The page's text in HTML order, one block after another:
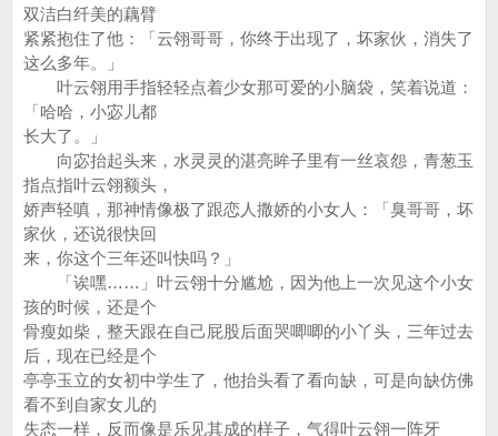
双洁白纤美的藕臂
紧紧抱住了他：「云翎哥哥，你终于出现了，坏家伙，消失了
这么多年。」
叶云翎用手指轻轻点着少女那可爱的小脑袋，笑着说道：
「哈哈，小宓儿都
长大了。」
向宓抬起头来，水灵灵的湛亮眸子里有一丝哀怨，青葱玉
指点指叶云翎额头，
娇声轻嗔，那神情像极了跟恋人撒娇的小女人：「臭哥哥，坏
家伙，还说很快回
来，你这个三年还叫快吗？」
「诶嘿……」叶云翎十分尴尬，因为他上一次见这个小女
孩的时候，还是个
骨瘦如柴，整天跟在自己屁股后面哭唧唧的小丫头，三年过去
后，现在已经是个
亭亭玉立的女初中学生了，他抬头看了看向缺，可是向缺仿佛
看不到自家女儿的
失态一样，反而像是乐见其成的样子，气得叶云翎一阵牙